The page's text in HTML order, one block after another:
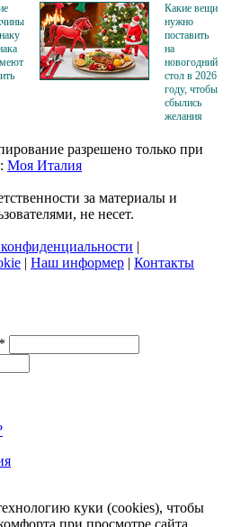
Какие вещи
нужно
поставить
на
новогодний
стол в 2026
году, чтобы
сбылись
желания
разрешено только при
Моя Италия
за материалы и
не несет.
|
| Наш информер | Контакты
*
куки (cookies), чтобы
при просмотре сайта.